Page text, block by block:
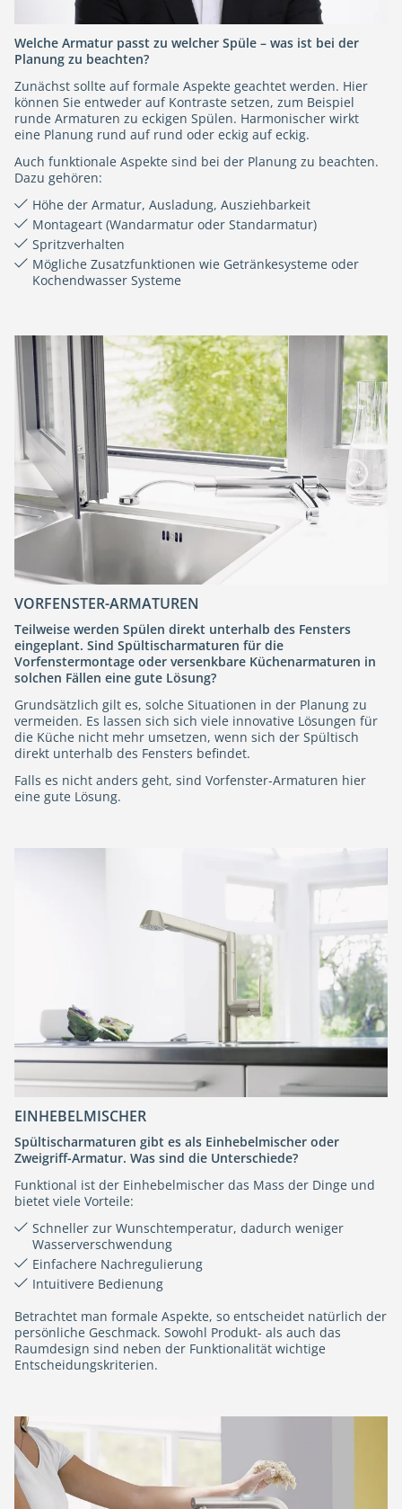
Welche Armatur passt zu welcher Spüle – was ist bei der
Planung zu beachten?
Zunächst sollte auf formale Aspekte geachtet werden. Hier
können Sie entweder auf Kontraste setzen, zum Beispiel
runde Armaturen zu eckigen Spülen. Harmonischer wirkt
eine Planung rund auf rund oder eckig auf eckig.
Auch funktionale Aspekte sind bei der Planung zu beachten.
Dazu gehören:
Höhe der Armatur, Ausladung, Ausziehbarkeit
Montageart (Wandarmatur oder Standarmatur)
Spritzverhalten
Mögliche Zusatzfunktionen wie Getränkesysteme oder
Kochendwasser Systeme
VORFENSTER-ARMATUREN
Teilweise werden Spülen direkt unterhalb des Fensters
eingeplant. Sind Spültischarmaturen für die
Vorfenstermontage oder versenkbare Küchenarmaturen in
solchen Fällen eine gute Lösung?
Grundsätzlich gilt es, solche Situationen in der Planung zu
vermeiden. Es lassen sich sich viele innovative Lösungen für
die Küche nicht mehr umsetzen, wenn sich der Spültisch
direkt unterhalb des Fensters befindet.
Falls es nicht anders geht, sind Vorfenster-Armaturen hier
eine gute Lösung.
EINHEBELMISCHER
Spültischarmaturen gibt es als Einhebelmischer oder
Zweigriff-Armatur. Was sind die Unterschiede?
Funktional ist der Einhebelmischer das Mass der Dinge und
bietet viele Vorteile:
Schneller zur Wunschtemperatur, dadurch weniger
Wasserverschwendung
Einfachere Nachregulierung
Intuitivere Bedienung
Betrachtet man formale Aspekte, so entscheidet natürlich der
persönliche Geschmack. Sowohl Produkt- als auch das
Raumdesign sind neben der Funktionalität wichtige
Entscheidungskriterien.